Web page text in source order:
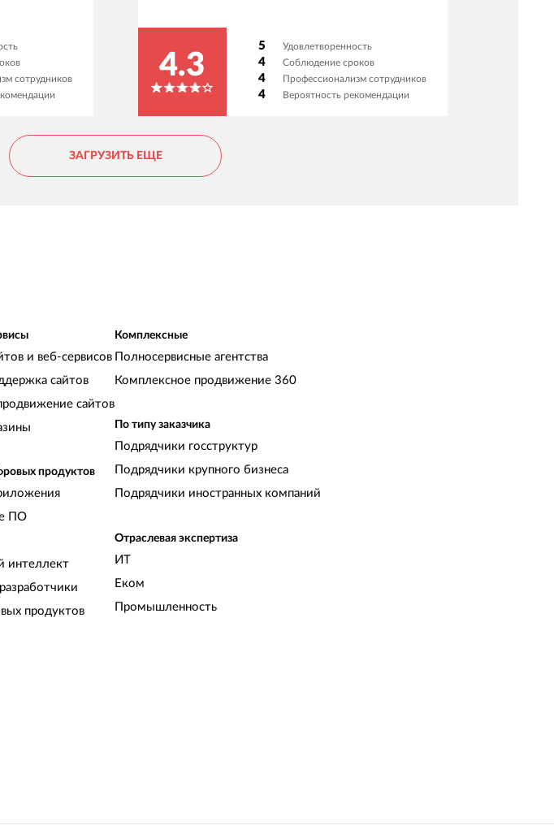
сотрудников
нашего коллектива, выражаю огромную
благодарность сотрудникам компании Webit
за проявленные старания, ответственность,
опыт и высокий профессионализм !
4.3
5 Удовлетворенность
4 Соблюдение сроков
4 Профессионализм сотрудников
4 Вероятность рекомендации
ЗАГРУЗИТЬ ЕЩЕ
и веб-сервисов
сайтов
сайтов
продуктов
ПО
интеллект
продуктов
Комплексные
Полносервисные агентства
Комплексное продвижение 360
По типу заказчика
Подрядчики госструктур
Подрядчики крупного бизнеса
Подрядчики иностранных компаний
Отраслевая экспертиза
ИТ
Еком
Промышленность